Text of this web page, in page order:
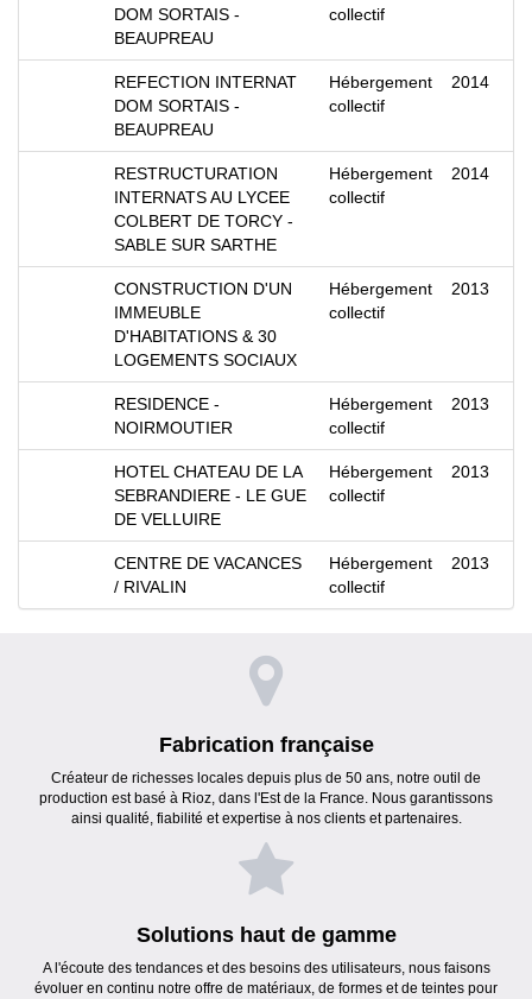
DOM SORTAIS -
BEAUPREAU
collectif
REFECTION INTERNAT
DOM SORTAIS -
BEAUPREAU
Hébergement
collectif
2014
RESTRUCTURATION
INTERNATS AU LYCEE
COLBERT DE TORCY -
SABLE SUR SARTHE
Hébergement
collectif
2014
CONSTRUCTION D'UN
IMMEUBLE
D'HABITATIONS & 30
LOGEMENTS SOCIAUX
Hébergement
collectif
2013
RESIDENCE -
NOIRMOUTIER
Hébergement
collectif
2013
HOTEL CHATEAU DE LA
SEBRANDIERE - LE GUE
DE VELLUIRE
Hébergement
collectif
2013
CENTRE DE VACANCES
/ RIVALIN
Hébergement
collectif
2013
Fabrication française
Créateur de richesses locales depuis plus de 50 ans, notre outil de
production est basé à Rioz, dans l'Est de la France. Nous garantissons
ainsi qualité, fiabilité et expertise à nos clients et partenaires.
Solutions haut de gamme
A l'écoute des tendances et des besoins des utilisateurs, nous faisons
évoluer en continu notre offre de matériaux, de formes et de teintes pour